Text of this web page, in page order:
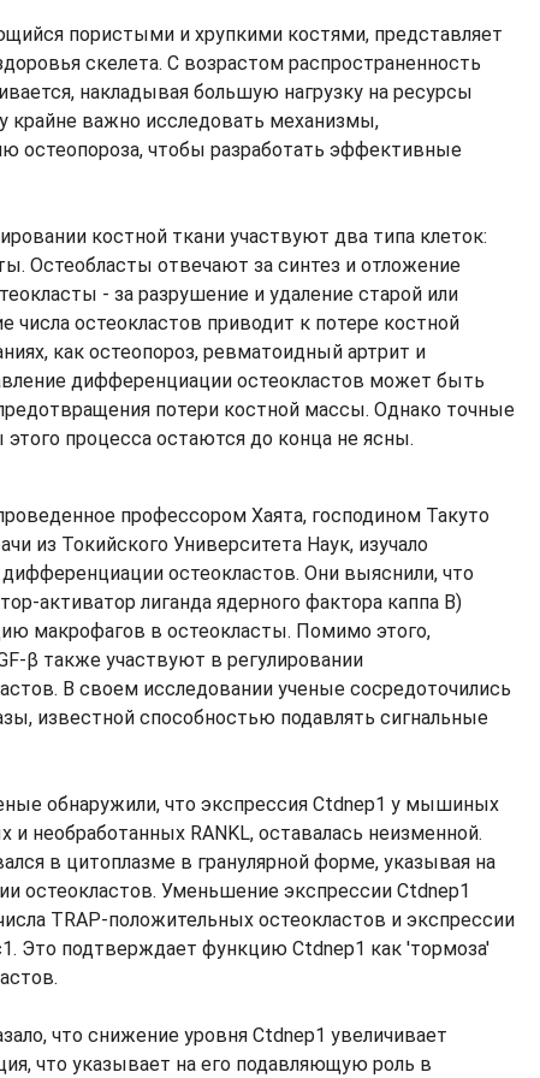
пористыми и хрупкими костями, представляет
скелета. С возрастом распространенность
накладывая большую нагрузку на ресурсы
крайне важно исследовать механизмы,
остеопороза, чтобы разработать эффективные
костной ткани участвуют два типа клеток:
Остеобласты отвечают за синтез и отложение
- за разрушение и удаление старой или
числа остеокластов приводит к потере костной
как остеопороз, ревматоидный артрит и
дифференциации остеокластов может быть
потери костной массы. Однако точные
процесса остаются до конца не ясны.
профессором Хаята, господином Такуто
из Токийского Университета Наук, изучало
остеокластов. Они выяснили, что
активатор лиганда ядерного фактора каппа B)
макрофагов в остеокласты. Помимо этого,
β также участвуют в регулировании
В своем исследовании ученые сосредоточились
известной способностью подавлять сигнальные
обнаружили, что экспрессия Ctdnep1 у мышиных
и необработанных RANKL, оставалась неизменной.
в цитоплазме в гранулярной форме, указывая на
остеокластов. Уменьшение экспрессии Ctdnep1
TRAP-положительных остеокластов и экспрессии
Это подтверждает функцию Ctdnep1 как 'тормоза'
что снижение уровня Ctdnep1 увеличивает
что указывает на его подавляющую роль в